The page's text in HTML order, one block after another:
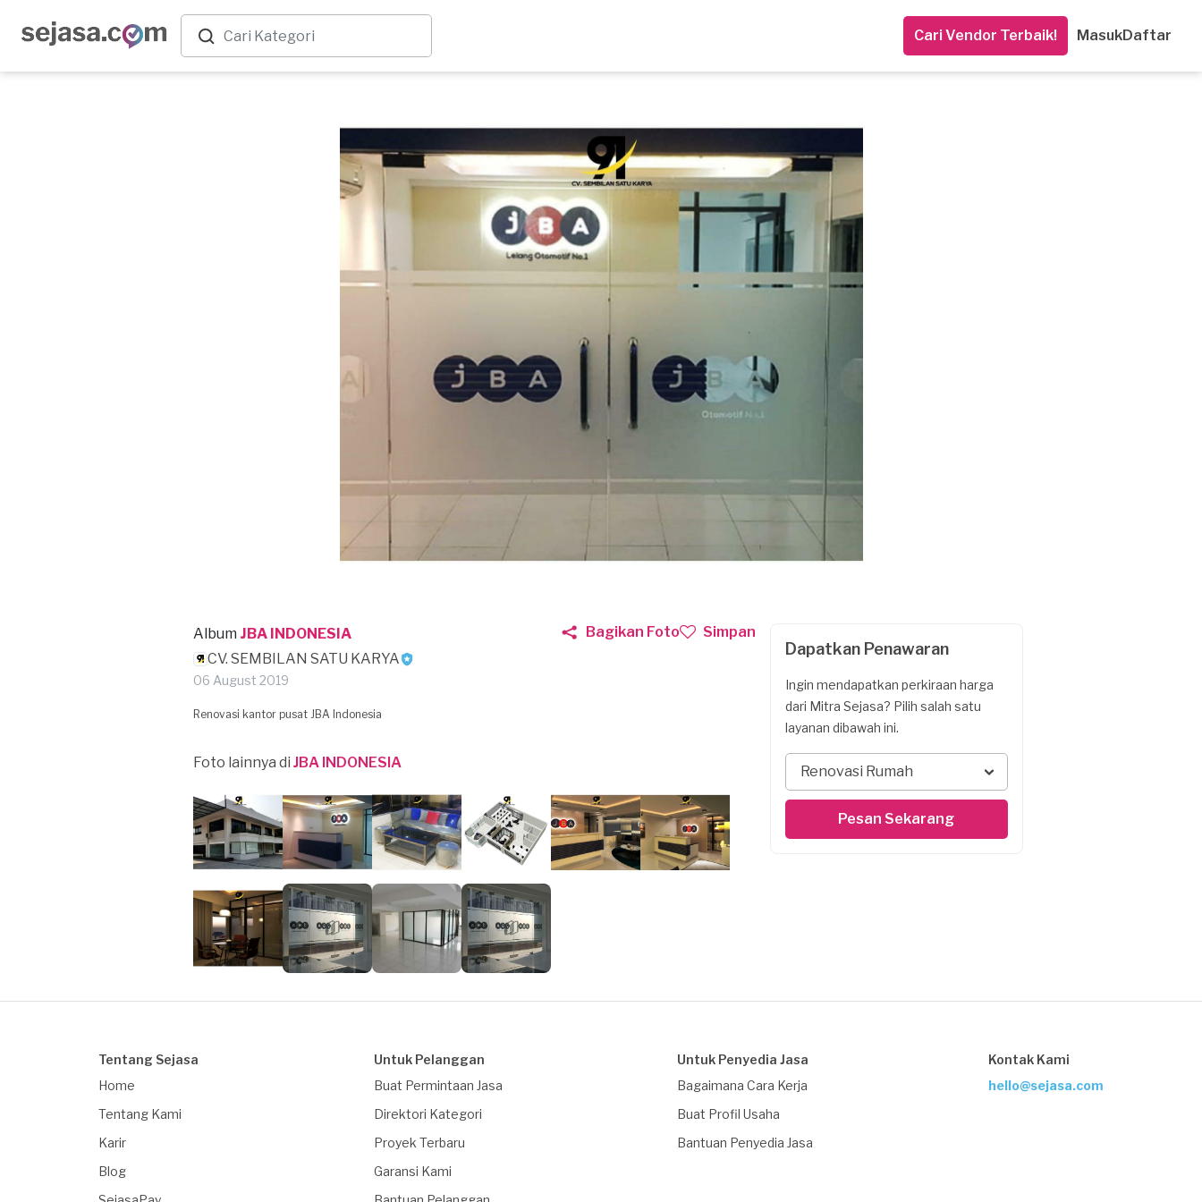
Cari Vendor Terbaik! MasukDaftar
Album JBA INDONESIA
CV. SEMBILAN SATU KARYA
06 August 2019
Bagikan Foto Simpan
Renovasi kantor pusat JBA Indonesia
Foto lainnya di JBA INDONESIA
Dapatkan Penawaran
Ingin mendapatkan perkiraan harga
dari Mitra Sejasa? Pilih salah satu
layanan dibawah ini.
Renovasi Rumah
Pesan Sekarang
Tentang Sejasa
Home
Tentang Kami
Karir
Blog
Untuk Pelanggan
Buat Permintaan Jasa
Direktori Kategori
Proyek Terbaru
Garansi Kami
Untuk Penyedia Jasa
Bagaimana Cara Kerja
Buat Profil Usaha
Bantuan Penyedia Jasa
Kontak Kami
hello@sejasa.com